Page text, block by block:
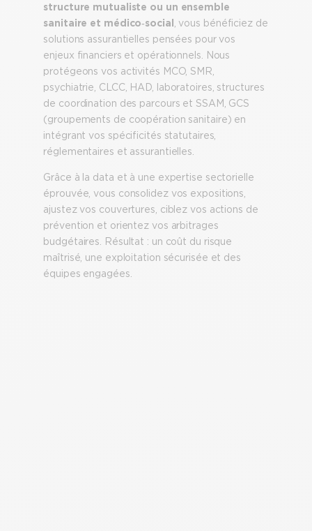
structure mutualiste ou un ensemble
sanitaire et médico‑social
, vous bénéficiez de
solutions assurantielles pensées pour vos
enjeux financiers et opérationnels. Nous
protégeons vos activités MCO, SMR,
psychiatrie, CLCC, HAD, laboratoires, structures
de coordination des parcours et SSAM, GCS
(groupements de coopération sanitaire) en
intégrant vos spécificités statutaires,
réglementaires et assurantielles.
Grâce à la data et à une expertise sectorielle
éprouvée, vous consolidez vos expositions,
ajustez vos couvertures, ciblez vos actions de
prévention et orientez vos arbitrages
budgétaires. Résultat : un coût du risque
maîtrisé, une exploitation sécurisée et des
équipes engagées.